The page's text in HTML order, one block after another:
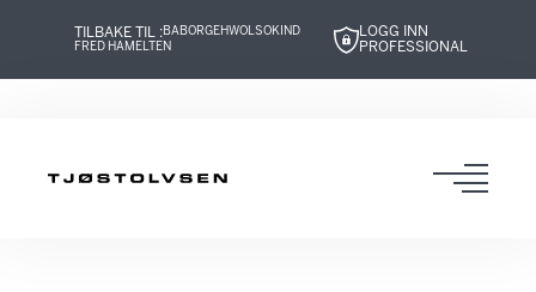
innhold
navigasjon
innhold
navigasjon
TILBAKE TIL :BABORGEHWOLSOKIND
FRED HAMELTEN
LOGG INN
PROFESSIONAL